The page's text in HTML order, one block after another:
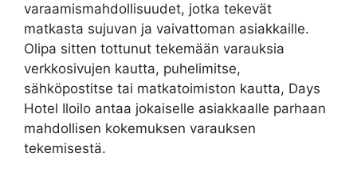
varaamismahdollisuudet, jotka tekevät
matkasta sujuvan ja vaivattoman asiakkaille.
Olipa sitten tottunut tekemään varauksia
verkkosivujen kautta, puhelimitse,
sähköpostitse tai matkatoimiston kautta, Days
Hotel Iloilo antaa jokaiselle asiakkaalle parhaan
mahdollisen kokemuksen varauksen
tekemisestä.